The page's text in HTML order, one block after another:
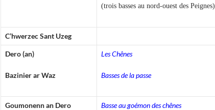
(trois basses au nord-ouest des Peignes)
C’hwerzec Sant Uzeg
Dero (an)
Bazinier ar Waz
Les Chênes
Basses de la passe
Goumonenn an Dero Basse au goémon des chênes